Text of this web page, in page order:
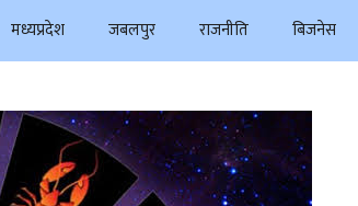
मध्यप्रदेश जबलपुर राजनीति बिजनेस